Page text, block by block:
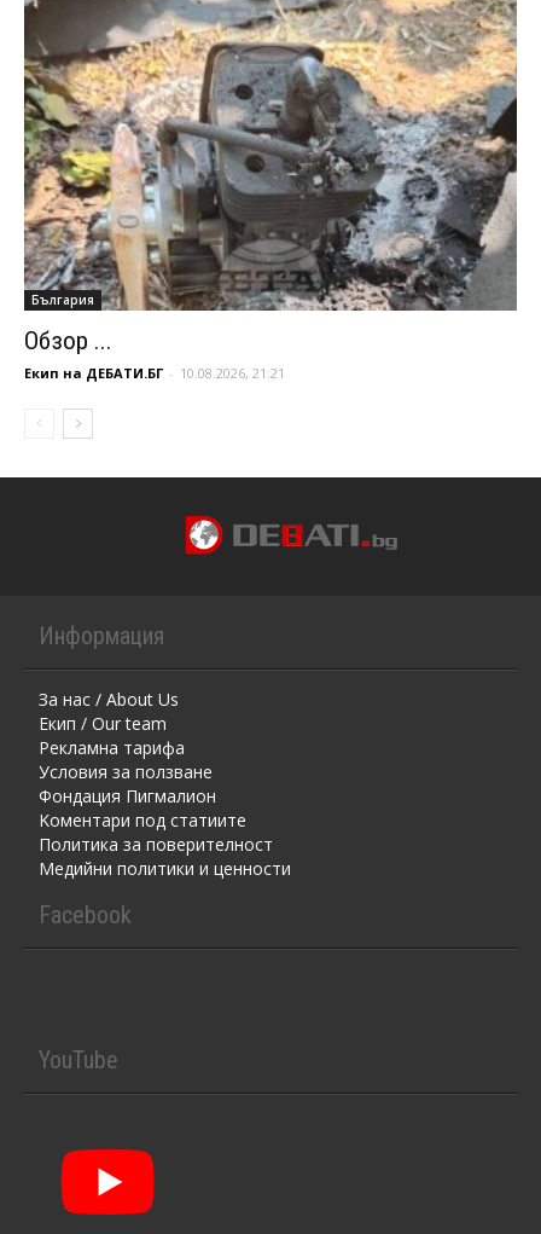
България
Обзор ...
Екип на ДЕБАТИ.БГ - 10.08.2026, 21:21
Информация
За нас / About Us
Екип / Our team
Рекламна тарифа
Условия за ползване
Фондация Пигмалион
Kоментaри под статиите
Политика за поверителност
Медийни политики и ценности
Facebook
YouTube